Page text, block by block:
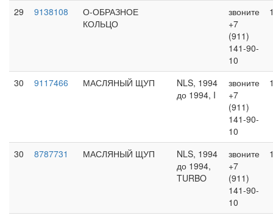
29 9138108
О-ОБРАЗНОЕ
КОЛЬЦО
звоните
+7
(911)
141-90-
10
30 9117466 МАСЛЯНЫЙ ЩУП
NLS, 1994
до 1994, I
звоните
+7
(911)
141-90-
10
30 8787731 МАСЛЯНЫЙ ЩУП
NLS, 1994
до 1994,
TURBO
звоните
+7
(911)
141-90-
10